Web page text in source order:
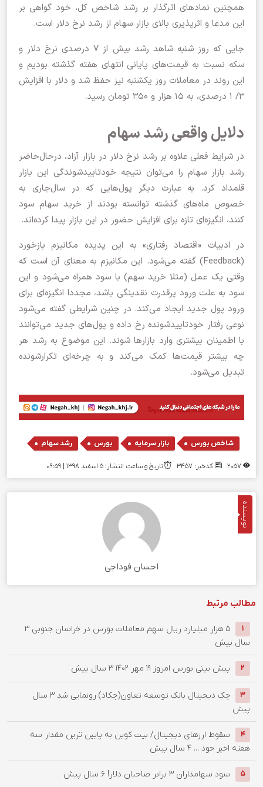
همچنین نمادهای اثرگذار بر رشد شاخص کل، خود گواهی بر
این مدعا و اثرپذیری بالای بازار سهام از رشد نرخ دلار است.
جایی که روز شنبه شاهد رشد بیش از ۷ درصدی نرخ دلار و
سکه نسبت به قیمت‌های پایانی انتهای هفته گذشته بودیم و
این روند در معاملات روز یکشنبه نیز حفظ شد و دلار با افزایش
۳/ ۱ درصدی، به ۱۵ هزار و ۳۵۰ تومان رسید.
دلایل واقعی رشد سهام
در شرایط فعلی علاوه بر رشد نرخ دلار در بازار آزاد، درحال‌حاضر
رشد بازار سهام را می‌توان نتیجه خودتاییدشوندگی این بازار
قلمداد کرد. به عبارت دیگر پول‌هایی که در سال‌جاری به
خصوص ماه‌های گذشته توانسته بودند از خرید سهام سود
کنند، انگیزه‌ای تازه برای افزایش حضور در این بازار پیدا کرده‌اند.
در ادبیات «اقتصاد رفتاری» به این پدیده مکانیزم بازخورد
(Feedback) گفته می‌شود. این مکانیزم به معنای آن است که
وقتی یک عمل (مثلا خرید سهم) با سود همراه می‌شود و این
سود به علت ورود پرقدرت نقدینگی باشد، مجددا انگیزه‌ای برای
ورود پول جدید ایجاد می‌کند. در چنین شرایطی گفته می‌شود
نوعی رفتار خودتاییدشونده رخ داده و پول‌های جدید می‌توانند
با اطمینان بیشتری وارد بازارها شوند. این موضوع به رشد هر
چه بیشتر قیمت‌ها کمک می‌کند و به چرخه‌ای تکرارشونده
تبدیل می‌شود.
شاخص بورس , بازار سرمایه , بورس , رشد سهام
کدخبر: 3457 تاریخ و ساعت انتشار: ۵ اسفند ۱۳۹۸ | 09:59
نویسنده
احسان فوداجی
مطالب مرتبط
1 ۵ هزار میلیارد ریال سهم معاملات بورس در خراسان جنوبی
3
سال پیش
2 پیش بینی بورس امروز ۱۹ مهر ۱۴۰۲ 3 سال پیش
3 چک دیجیتال بانک توسعه تعاون(چکاد) رونمایی شد
3 سال
پیش
4
سقوط ارزهای دیجیتال/ بیت کوین به پایین ترین مقدار سه
هفته اخیر خود ... 4 سال پیش
5 سود سهامداران 3 برابر صاحبان دلار! 6 سال پیش